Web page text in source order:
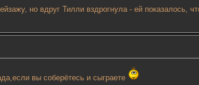
но вдруг Тилли вздрогнула - ей показалось,
вы соберётесь и сыграете